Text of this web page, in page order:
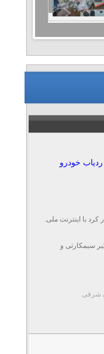
خودرو
کرد با اینترنت ملی.
سیمکارتی و
شرقی